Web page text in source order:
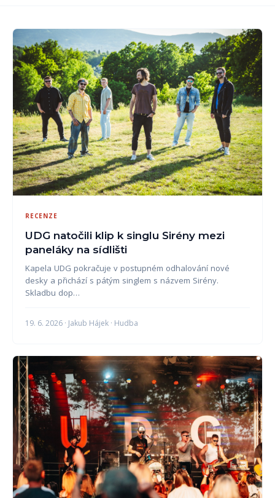
RECENZE
UDG natočili klip k singlu Sirény mezi
paneláky na sídlišti
Kapela UDG pokračuje v postupném odhalování nové
desky a přichází s pátým singlem s názvem Sirény.
Skladbu dop…
19. 6. 2026 · Jakub Hájek · Hudba